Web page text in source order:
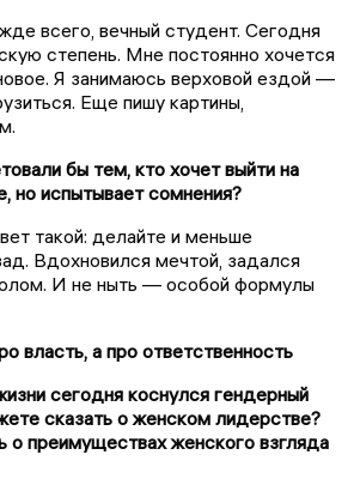
всего, вечный студент. Сегодня
степень. Мне постоянно хочется
Я занимаюсь верховой ездой —
Еще пишу картины,
бы тем, кто хочет выйти на
но испытывает сомнения?
такой: делайте и меньше
Вдохновился мечтой, задался
И не ныть — особой формулы
власть, а про ответственность
сегодня коснулся гендерный
сказать о женском лидерстве?
о преимуществах женского взгляда